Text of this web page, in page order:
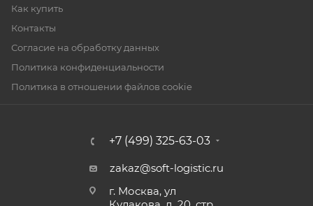
Как купить
Контакты
Согласие на обработку данных
Политика конфиденциальности
Политика в отношении файлов cookie
+7 (499) 325-63-03
zakaz@soft-logistic.ru
г. Москва, ул